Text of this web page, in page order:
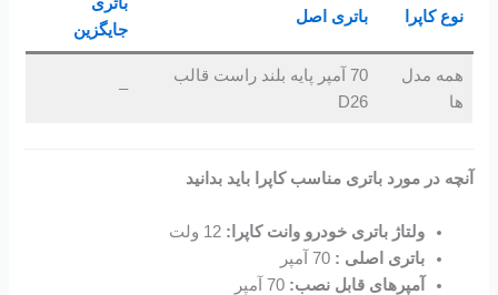
نوع کاپرا باتری اصل
جایگزین
همه مدل
ها
70 آمپر پایه بلند راست قالب
D26
–
آنچه در مورد باتری مناسب کاپرا باید بدانید
ولتاژ باتری خودرو وانت کاپرا: 12 ولت
باتری اصلی : 70 آمپر
آمپرهای قابل نصب: 70 آمپر